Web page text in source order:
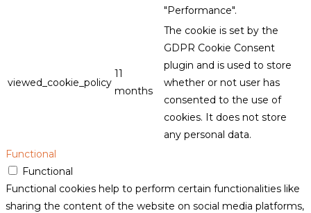
"Performance".
viewed_cookie_policy
11
months
The cookie is set by the
GDPR Cookie Consent
plugin and is used to store
whether or not user has
consented to the use of
cookies. It does not store
any personal data.
Functional
Functional
Functional cookies help to perform certain functionalities like
sharing the content of the website on social media platforms,